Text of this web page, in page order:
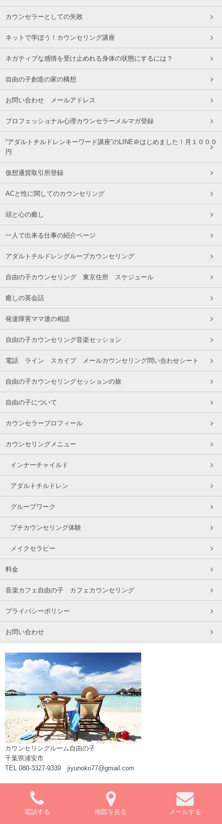
カウンセラーとしての失敗
ネットで学ぼう！カウンセリング講座
ネガティブな感情を受け止めれる身体の状態にするには？
自由の子創造の家の構想
お問い合わせ メールアドレス
プロフェッショナル心理カウンセラーメルマガ登録
“アダルトチルドレンキーワード講座”のLINE＠はじめました！月１０００
円
仮想通貨取引所登録
ACと性に関してのカウンセリング
頭と心の癒し
一人で出来る仕事の紹介ページ
アダルトチルドレングループカウンセリング
自由の子カウンセリング 東京住所 スケジュール
癒しの英会話
発達障害ママ達の相談
自由の子カウンセリング音楽セッション
電話 ライン スカイプ メールカウンセリング問い合わせシート
自由の子カウンセリングセッションの旅
自由の子について
カウンセラープロフィール
カウンセリングメニュー
インナーチャイルド
アダルトチルドレン
グループワーク
プチカウンセリング体験
メイクセラピー
料金
音楽カフェ自由の子 カフェカウンセリング
プライバシーポリシー
お問い合わせ
カウンセリングルーム自由の子
千葉県浦安市
TEL 080-3327-9339 jiyunoko77@gmail.com
電話する 地図を見る メールする